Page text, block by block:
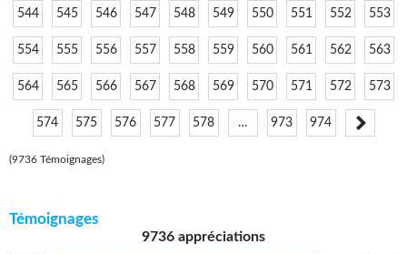
544 545 546 547 548 549 550 551 552 553
554 555 556 557 558 559 560 561 562 563
564 565 566 567 568 569 570 571 572 573
574 575 576 577 578 … 973 974
(9736 Témoignages)
Témoignages
9736 appréciations